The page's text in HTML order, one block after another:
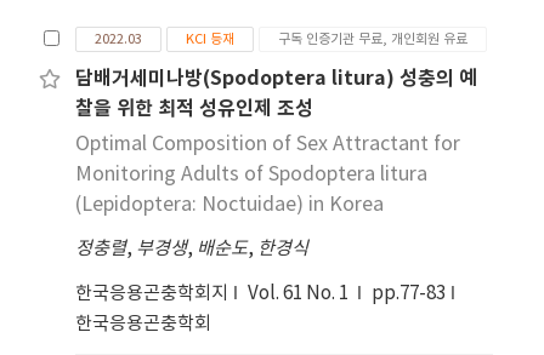
adult stages. The total developmental
periods recorded were 182.0 days at 15°C,
78.2 days at 20°C, 46.2 days at 25°C, 34.3 days
at 30°C, and 30.0 days at 35°C, indicating that
higher temperatures accelerate
development across the egg, larval, and
pupal stages. Linear model analysis
estimated the lower developmental
threshold and thermal constant for the total
immature period to be 11.0°C and 714.3
degree-days (DD), respectively. Nonlinear
2022.03 KCI 등재 구독 인증기관 무료, 개인회원 유료
담배거세미나방(Spodoptera litura) 성충의 예
찰을 위한 최적 성유인제 조성
Optimal Composition of Sex Attractant for
Monitoring Adults of Spodoptera litura
(Lepidoptera: Noctuidae) in Korea
정충렬, 부경생, 배순도, 한경식
한국응용곤충학회지 Vol. 61 No. 1
pp.77-83
한국응용곤충학회